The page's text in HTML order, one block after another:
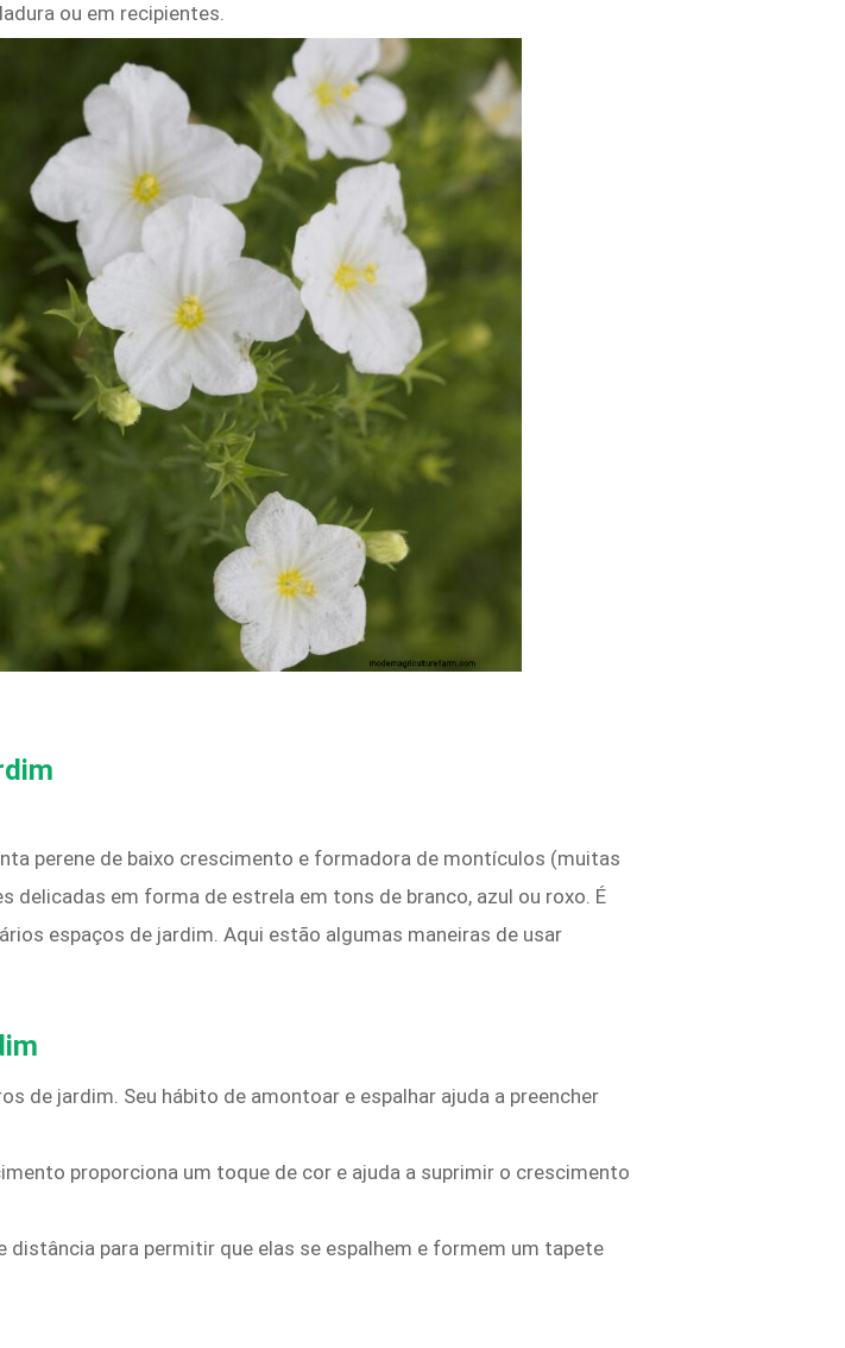
ou em recipientes.
perene de baixo crescimento e formadora de montículos (muitas
em forma de estrela em tons de branco, azul ou roxo. É
espaços de jardim. Aqui estão algumas maneiras de usar
de jardim. Seu hábito de amontoar e espalhar ajuda a preencher
proporciona um toque de cor e ajuda a suprimir o crescimento
para permitir que elas se espalhem e formem um tapete